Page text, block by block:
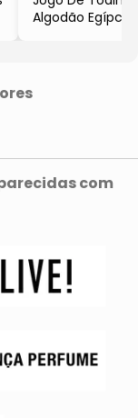
Algodão Egípcio
com